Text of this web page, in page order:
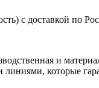
с доставкой по
и
которые